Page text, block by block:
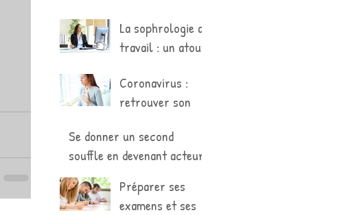
La sophrologie au
travail : un atout
le stress
Coronavirus :
retrouver son
Covid-19
Se donner un second
souffle en devenant acteur
de son bien-être et de sa
propre santéPréparer ses
examens et ses